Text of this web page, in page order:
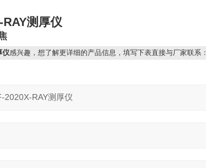
测厚仪
仪感兴趣，想了解更详细的产品信息，填写下表直接与厂家联系：